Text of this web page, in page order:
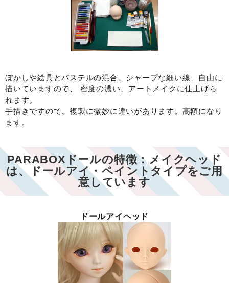
ぼかしや絵具とパステルの混合、シャープな細い線、自由に
描いていますので、 密度の濃い、アートメイクに仕上げら
れます。
手描きですので、複製に微妙に違いがあります。高額になり
ます。
PARABOXドールの特徴：メイクヘッド
は、ドールアイ・ペイントタイプをご用
意しています
ドールアイヘッド